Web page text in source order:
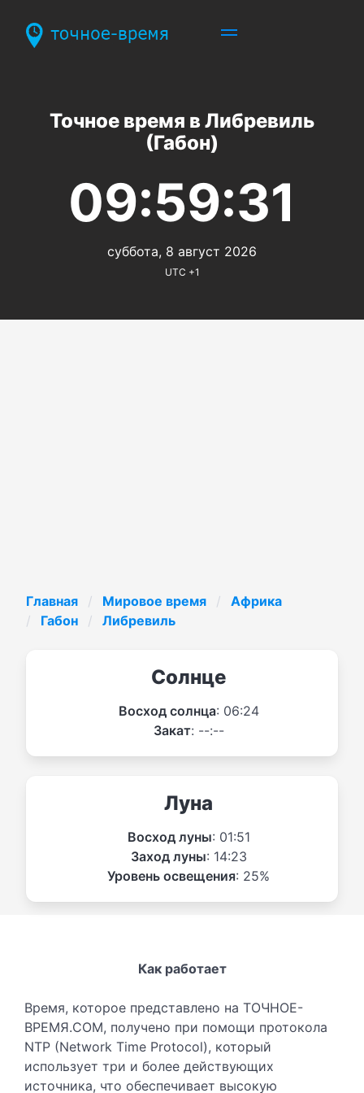
Точное время в Либревиль
(Габон)
09:59:31
суббота, 8 август 2026
UTC +1
Главная Мировое время
Африка
Габон
Либревиль
Солнце
Восход солнца: 06:24
Закат: --:--
Луна
Восход луны: 01:51
Заход луны: 14:23
Уровень освещения: 25%
Как работает
Время, которое представлено на ТОЧНОЕ-
ВРЕМЯ.COM, получено при помощи протокола
NTP (Network Time Protocol), который
использует три и более действующих
источника, что обеспечивает высокую